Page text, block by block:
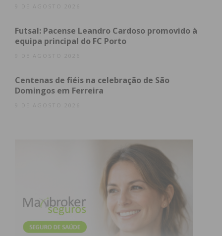
Freamunde.
Subscreva a newsletter do
Assine nossa newsletter por e-mail e
Eu li e concordo com ostermos e
condições
9 DE AGOSTO 2026
Futsal: Pacense Leandro Cardoso promovido à
equipa principal do FC Porto
9 DE AGOSTO 2026
Centenas de fiéis na celebração de São
Domingos em Ferreira
9 DE AGOSTO 2026